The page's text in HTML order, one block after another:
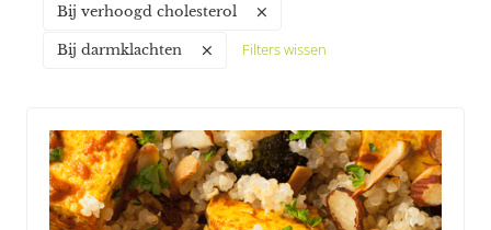
Bij verhoogd cholesterol
Bij darmklachten Filters wissen